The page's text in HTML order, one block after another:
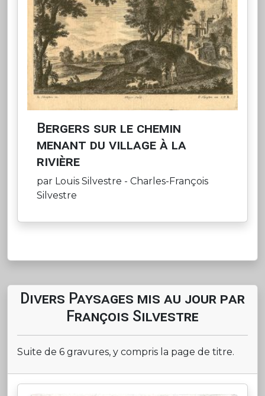
Bergers sur le chemin
menant du village à la
rivière
par Louis Silvestre - Charles-François
Silvestre
Divers Paysages mis au jour par
François Silvestre
Suite de 6 gravures, y compris la page de titre.